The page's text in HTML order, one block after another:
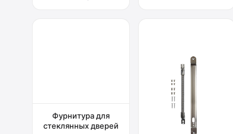
Фурнитура для
стеклянных дверей